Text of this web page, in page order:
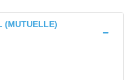
(MUTUELLE)